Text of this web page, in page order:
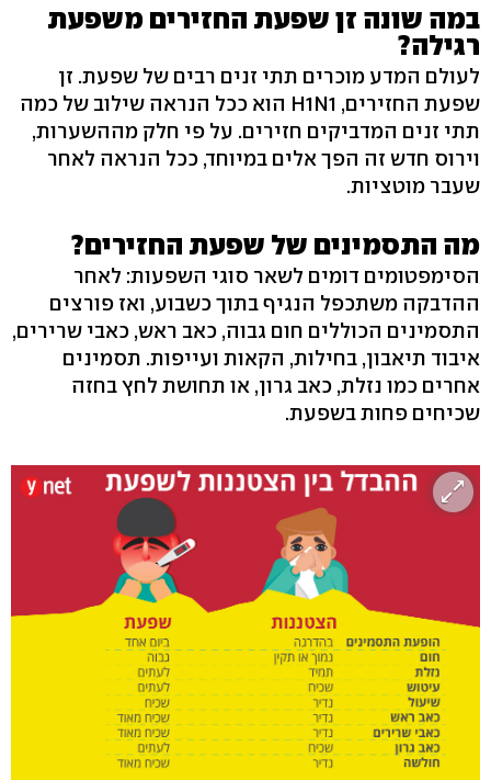
במה שונה זן שפעת החזירים משפעת
רגילה?
לעולם המדע מוכרים תתי זנים רבים של שפעת. זן
שפעת החזירים, H1N1 הוא ככל הנראה שילוב של כמה
תתי זנים המדביקים חזירים. על פי חלק מההשערות,
וירוס חדש זה הפך אלים במיוחד, ככל הנראה לאחר
שעבר מוטציות.
מה התסמינים של שפעת החזירים?
הסימפטומים דומים לשאר סוגי השפעות: לאחר
ההדבקה משתכפל הנגיף בתוך כשבוע, ואז פורצים
התסמינים הכוללים חום גבוה, כאב ראש, כאבי שרירים,
איבוד תיאבון, בחילות, הקאות ועייפות. תסמינים
אחרים כמו נזלת, כאב גרון, או תחושת לחץ בחזה
שכיחים פחות בשפעת.